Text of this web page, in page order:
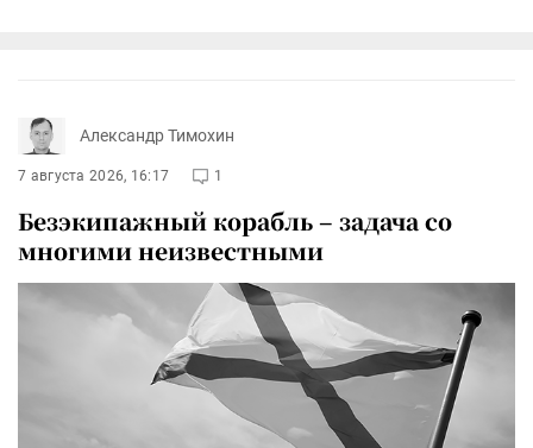
Александр Тимохин
7 августа 2026, 16:17 1
Безэкипажный корабль – задача со
многими неизвестными